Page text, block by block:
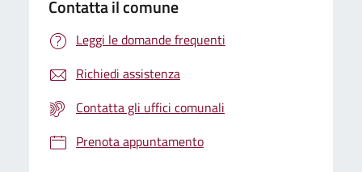
Contatta il comune
Leggi le domande frequenti
Richiedi assistenza
Contatta gli uffici comunali
Prenota appuntamento